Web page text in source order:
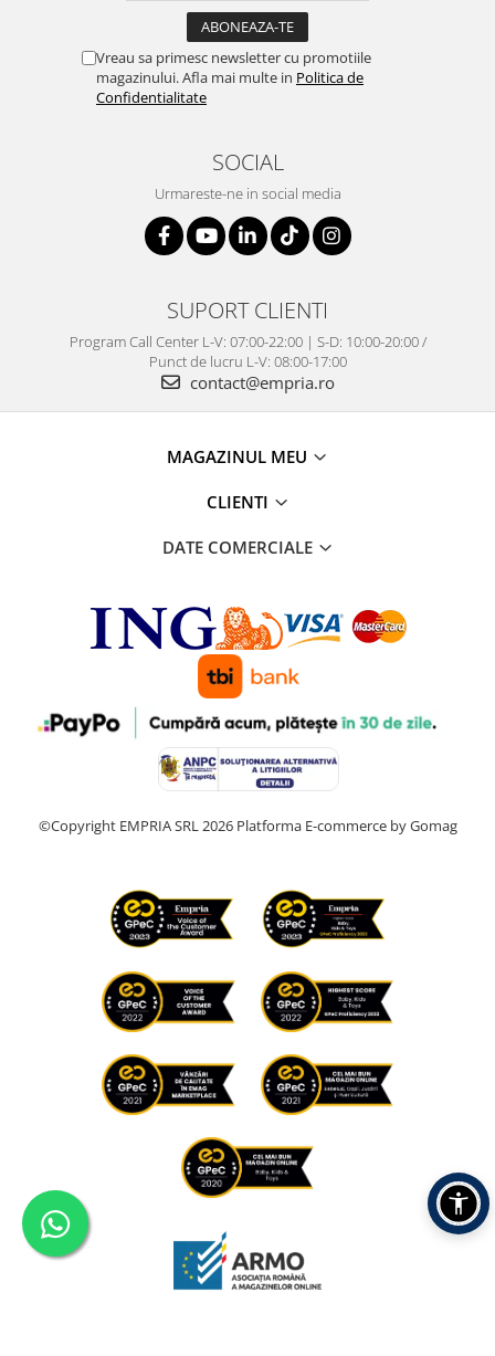
Vreau sa primesc newsletter cu promotiile
magazinului. Afla mai multe in Politica de
Confidentialitate
SOCIAL
Urmareste-ne in social media
SUPORT CLIENTI
Program Call Center L-V: 07:00-22:00 | S-D: 10:00-20:00 /
Punct de lucru L-V: 08:00-17:00
contact@empria.ro
MAGAZINUL MEU
CLIENTI
DATE COMERCIALE
©Copyright EMPRIA SRL 2026 Platforma E-commerce by Gomag